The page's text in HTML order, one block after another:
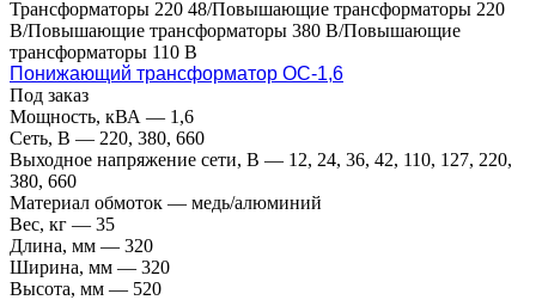
Трансформаторы 220 48/Повышающие трансформаторы 220
В/Повышающие трансформаторы 380 В/Повышающие
трансформаторы 110 В
Понижающий трансформатор ОС-1,6
Под заказ
Мощность, кВА — 1,6
Сеть, В — 220, 380, 660
Выходное напряжение сети, В — 12, 24, 36, 42, 110, 127, 220,
380, 660
Материал обмоток — медь/алюминий
Вес, кг — 35
Длина, мм — 320
Ширина, мм — 320
Высота, мм — 520